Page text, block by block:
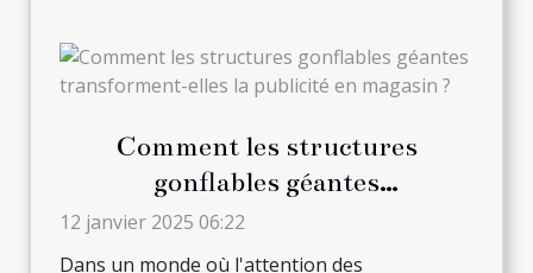
Comment les structures
gonflables géantes
transforment-elles la publicité
en magasin ?
12 janvier 2025 06:22
Dans un monde où l'attention des